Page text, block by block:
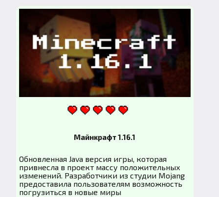
Майнкрафт 1.16.1
Обновленная Java версия игры, которая
привнесла в проект массу положительных
изменений. Разработчики из студии Mojang
предоставила пользователям возможность
погрузиться в новые миры